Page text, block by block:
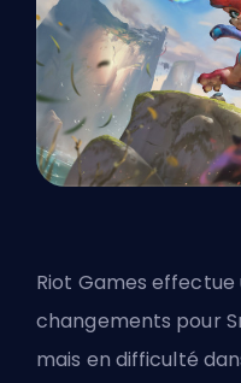
Riot Games effectue
changements pour
mais en difficulté